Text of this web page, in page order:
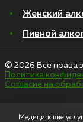
Женский
Пивной
© 2026 Все права
Политика
Согласие на
Медицинские